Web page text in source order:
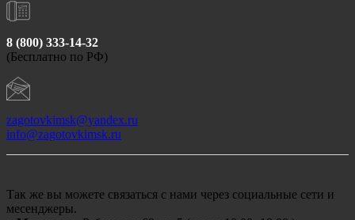
8 (800) 333-14-32
(Бесплатно по РФ)
zagotovkimsk@yandex.ru
info@zagotovkimsk.ru
Так же вы можете связаться с нами через социальные сети и
месенджеры.